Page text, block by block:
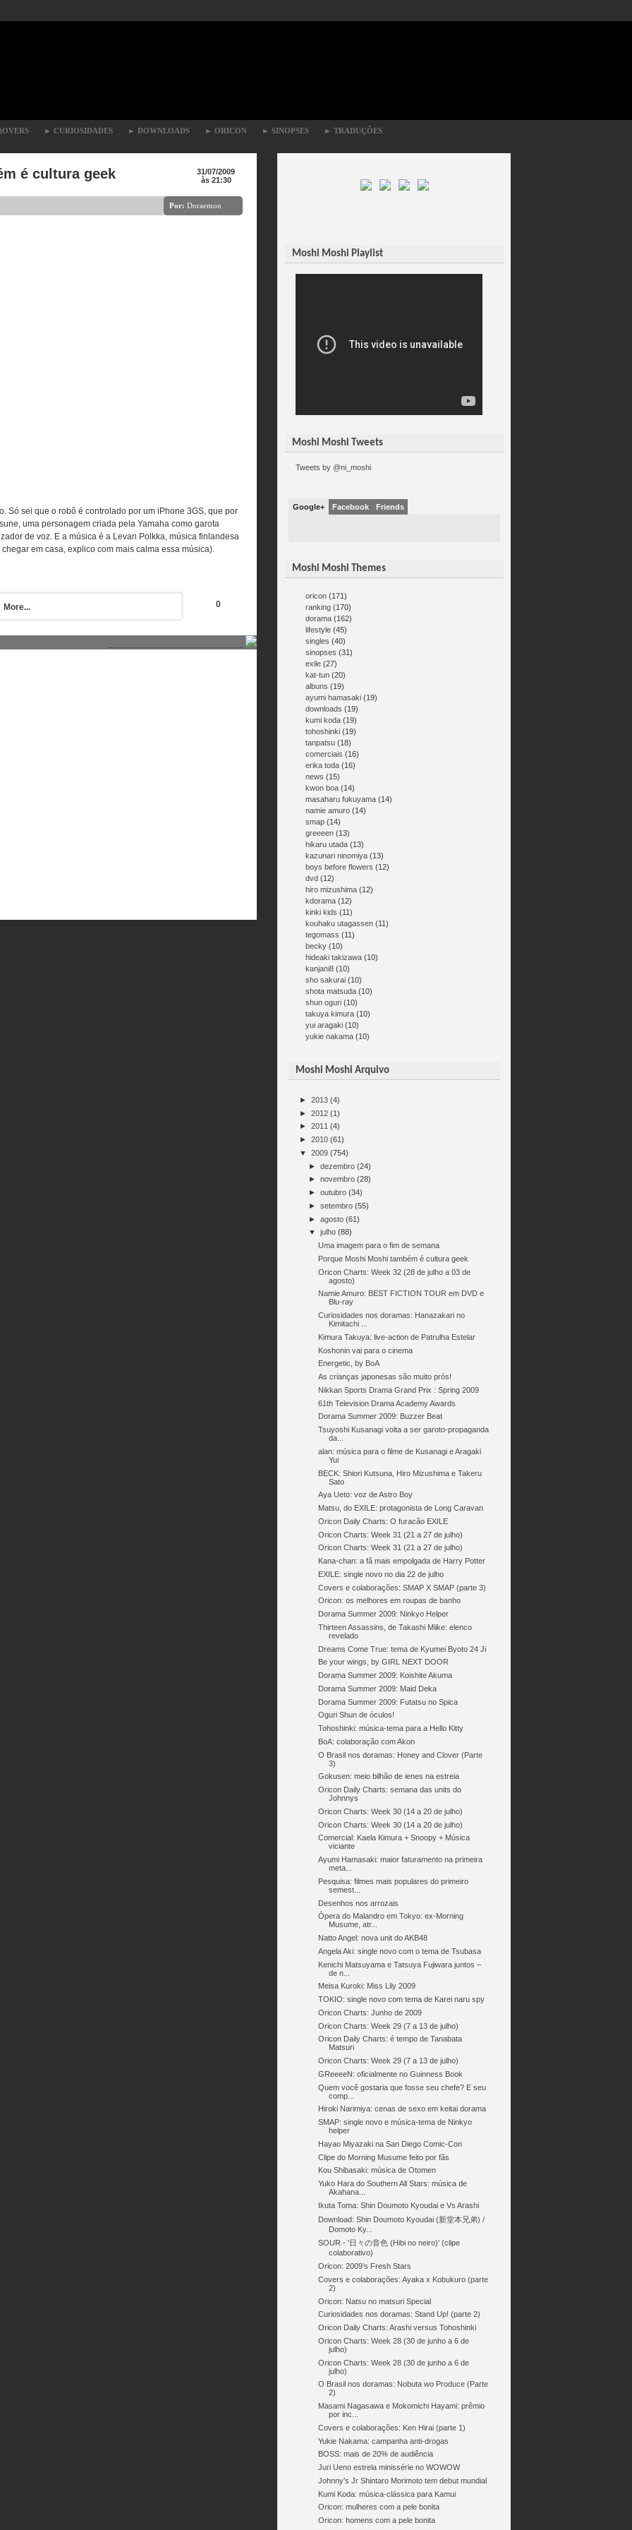
► CURIOSIDADES ► DOWNLOADS ► ORICON ► SINOPSES ► TRADUÇÕES
é cultura geek
31/07/2009
às 21:30
Por: Doraemon
Só sei que o robô é controlado por um iPhone 3GS, que por
uma personagem criada pela Yamaha como garota
de voz. E a música é a Levan Polkka, música finlandesa
em casa, explico com mais calma essa música).
More... 0
Moshi Moshi Playlist
Moshi Moshi Tweets
Tweets by @ni_moshi
Google+ Facebook Friends
Moshi Moshi Themes
oricon (171)
ranking (170)
dorama (162)
lifestyle (45)
singles (40)
sinopses (31)
exile (27)
kat-tun (20)
albuns (19)
ayumi hamasaki (19)
downloads (19)
kumi koda (19)
tohoshinki (19)
tanpatsu (18)
comerciais (16)
erika toda (16)
news (15)
kwon boa (14)
masaharu fukuyama (14)
namie amuro (14)
smap (14)
greeeen (13)
hikaru utada (13)
kazunari ninomiya (13)
boys before flowers (12)
dvd (12)
hiro mizushima (12)
kdorama (12)
kinki kids (11)
kouhaku utagassen (11)
tegomass (11)
becky (10)
hideaki takizawa (10)
kanjani8 (10)
sho sakurai (10)
shota matsuda (10)
shun oguri (10)
takuya kimura (10)
yui aragaki (10)
yukie nakama (10)
Moshi Moshi Arquivo
► 2013 (4)
► 2012 (1)
► 2011 (4)
► 2010 (61)
▼ 2009 (754)
►dezembro (24)
►novembro (28)
►outubro (34)
►setembro (55)
►agosto (61)
▼julho (88)
Uma imagem para o fim de semana
Porque Moshi Moshi também é cultura geek
Oricon Charts: Week 32 (28 de julho a 03 de
agosto)
Namie Amuro: BEST FICTION TOUR em DVD e
Blu-ray
Curiosidades nos doramas: Hanazakari no
Kimitachi ...
Kimura Takuya: live-action de Patrulha Estelar
Koshonin vai para o cinema
Energetic, by BoA
As crianças japonesas são muito prós!
Nikkan Sports Drama Grand Prix : Spring 2009
61th Television Drama Academy Awards
Dorama Summer 2009: Buzzer Beat
Tsuyoshi Kusanagi volta a ser garoto-propaganda
da...
alan: música para o filme de Kusanagi e Aragaki
Yui
BECK: Shiori Kutsuna, Hiro Mizushima e Takeru
Sato
Aya Ueto: voz de Astro Boy
Matsu, do EXILE: protagonista de Long Caravan
Oricon Daily Charts: O furacão EXILE
Oricon Charts: Week 31 (21 a 27 de julho)
Oricon Charts: Week 31 (21 a 27 de julho)
Kana-chan: a fã mais empolgada de Harry Potter
EXILE: single novo no dia 22 de julho
Covers e colaborações: SMAP X SMAP (parte 3)
Oricon: os melhores em roupas de banho
Dorama Summer 2009: Ninkyo Helper
Thirteen Assassins, de Takashi Miike: elenco
revelado
Dreams Come True: tema de Kyumei Byoto 24 Ji
Be your wings, by GIRL NEXT DOOR
Dorama Summer 2009: Koishite Akuma
Dorama Summer 2009: Maid Deka
Dorama Summer 2009: Futatsu no Spica
Oguri Shun de óculos!
Tohoshinki: música-tema para a Hello Kitty
BoA: colaboração com Akon
O Brasil nos doramas: Honey and Clover (Parte
3)
Gokusen: meio bilhão de ienes na estreia
Oricon Daily Charts: semana das units do
Johnnys
Oricon Charts: Week 30 (14 a 20 de julho)
Oricon Charts: Week 30 (14 a 20 de julho)
Comercial: Kaela Kimura + Snoopy + Música
viciante
Ayumi Hamasaki: maior faturamento na primeira
meta...
Pesquisa: filmes mais populares do primeiro
semest...
Desenhos nos arrozais
Ópera do Malandro em Tokyo: ex-Morning
Musume, atr...
Natto Angel: nova unit do AKB48
Angela Aki: single novo com o tema de Tsubasa
Kenichi Matsuyama e Tatsuya Fujiwara juntos –
de n...
Meisa Kuroki: Miss Lily 2009
TOKIO: single novo com tema de Karei naru spy
Oricon Charts: Junho de 2009
Oricon Charts: Week 29 (7 a 13 de julho)
Oricon Daily Charts: é tempo de Tanabata
Matsuri
Oricon Charts: Week 29 (7 a 13 de julho)
GReeeeN: oficialmente no Guinness Book
Quem você gostaria que fosse seu chefe? E seu
comp...
Hiroki Narimiya: cenas de sexo em keitai dorama
SMAP: single novo e música-tema de Ninkyo
helper
Hayao Miyazaki na San Diego Comic-Con
Clipe do Morning Musume feito por fãs
Kou Shibasaki: música de Otomen
Yuko Hara do Southern All Stars: música de
Akahana...
Ikuta Toma: Shin Doumoto Kyoudai e Vs Arashi
Download: Shin Doumoto Kyoudai (新堂本兄弟) /
Domoto Ky...
SOUR - '日々の音色 (Hibi no neiro)' (clipe
colaborativo)
Oricon: 2009’s Fresh Stars
Covers e colaborações: Ayaka x Kobukuro (parte
2)
Oricon: Natsu no matsuri Special
Curiosidades nos doramas: Stand Up! (parte 2)
Oricon Daily Charts: Arashi versus Tohoshinki
Oricon Charts: Week 28 (30 de junho a 6 de
julho)
Oricon Charts: Week 28 (30 de junho a 6 de
julho)
O Brasil nos doramas: Nobuta wo Produce (Parte
2)
Masami Nagasawa e Mokomichi Hayami: prêmio
por inc...
Covers e colaborações: Ken Hirai (parte 1)
Yukie Nakama: campanha anti-drogas
BOSS: mais de 20% de audiência
Juri Ueno estrela minissérie no WOWOW
Johnny’s Jr Shintaro Morimoto tem debut mundial
Kumi Koda: música-clássica para Kamui
Oricon: mulheres com a pele bonita
Oricon: homens com a pele bonita